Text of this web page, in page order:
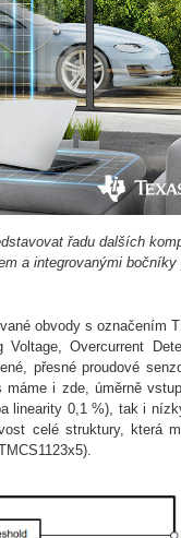
řadu dalších
a integrovanými bočníky
obvody s označením
Overcurrent
přesné proudové
i zde, úměrně
linearity 0,1 %), tak i
celé struktury, která